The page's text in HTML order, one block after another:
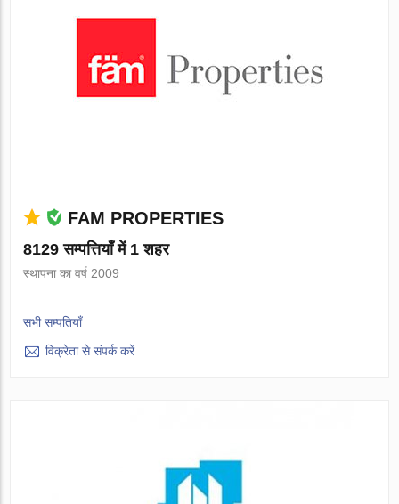
FAM PROPERTIES
8129 सम्पत्तियाँ में 1 शहर
स्थापना का वर्ष 2009
सभी सम्पतियाँ
विक्रेता से संपर्क करें